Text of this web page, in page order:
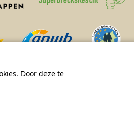
Door deze te